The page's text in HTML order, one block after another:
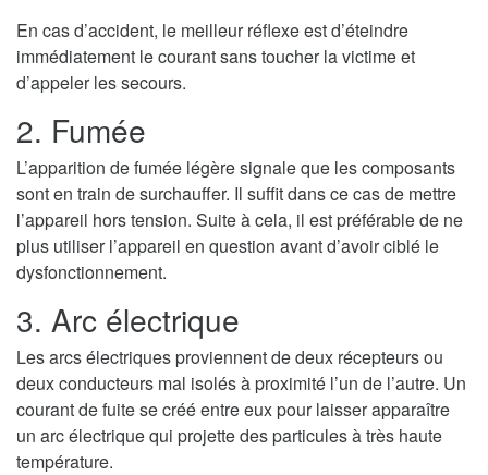
En cas d’accident, le meilleur réflexe est d’éteindre
immédiatement le courant sans toucher la victime et
d’appeler les secours.
2. Fumée
L’apparition de fumée légère signale que les composants
sont en train de surchauffer. Il suffit dans ce cas de mettre
l’appareil hors tension. Suite à cela, il est préférable de ne
plus utiliser l’appareil en question avant d’avoir ciblé le
dysfonctionnement.
3. Arc électrique
Les arcs électriques proviennent de deux récepteurs ou
deux conducteurs mal isolés à proximité l’un de l’autre. Un
courant de fuite se créé entre eux pour laisser apparaître
un arc électrique qui projette des particules à très haute
température.